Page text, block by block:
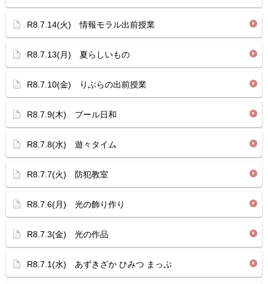
R8.7.14(火) 情報モラル出前授業
R8.7.13(月) 夏らしいもの
R8.7.10(金) りぶらの出前授業
R8.7.9(木) プール日和
R8.7.8(水) 遊々タイム
R8.7.7(火) 防犯教室
R8.7.6(月) 光の飾り作り
R8.7.3(金) 光の作品
R8.7.1(水) あずきざか ひみつ まっぷ